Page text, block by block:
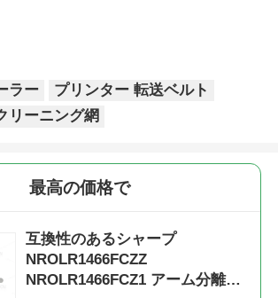
ラー
プリンター 転送ベルト
リーニング網
最高の価格で
互換性のあるシャープ
NROLR1466FCZZ
NROLR1466FCZ1 アーム分離ロ